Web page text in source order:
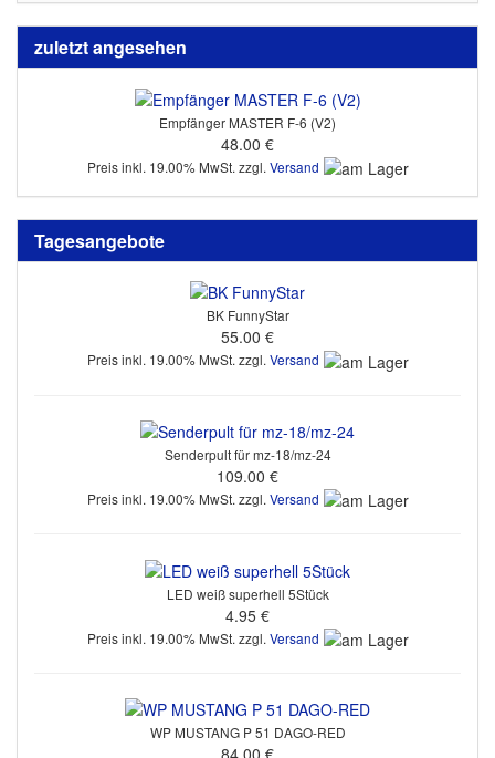
zuletzt angesehen
Empfänger MASTER F-6 (V2)
48.00 €
Preis inkl. 19.00% MwSt. zzgl. Versand
Tagesangebote
BK FunnyStar
55.00 €
Preis inkl. 19.00% MwSt. zzgl. Versand
Senderpult für mz-18/mz-24
109.00 €
Preis inkl. 19.00% MwSt. zzgl. Versand
LED weiß superhell 5Stück
4.95 €
Preis inkl. 19.00% MwSt. zzgl. Versand
WP MUSTANG P 51 DAGO-RED